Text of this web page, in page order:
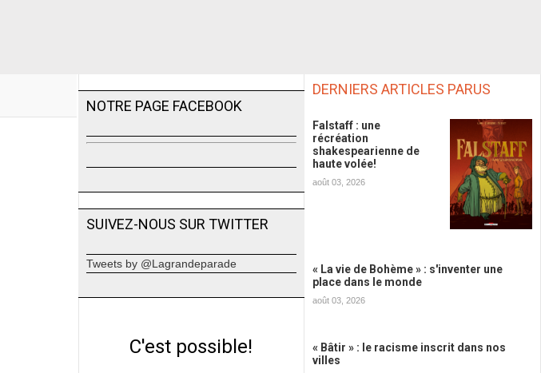
NOTRE PAGE FACEBOOK
SUIVEZ-NOUS SUR TWITTER
Tweets by @Lagrandeparade
C'est possible!
DERNIERS ARTICLES PARUS
Falstaff : une
récréation
shakespearienne de
haute volée!
août 03, 2026
« La vie de Bohème » : s'inventer une
place dans le monde
août 03, 2026
« Bâtir » : le racisme inscrit dans nos
villes